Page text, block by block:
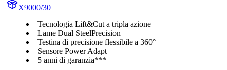
X9000/30
Tecnologia Lift&Cut a tripla azione
Lame Dual SteelPrecision
Testina di precisione flessibile a 360°
Sensore Power Adapt
5 anni di garanzia***